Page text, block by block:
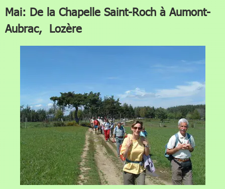
Mai: De la Chapelle Saint-Roch à Aumont-
Aubrac, Lozère